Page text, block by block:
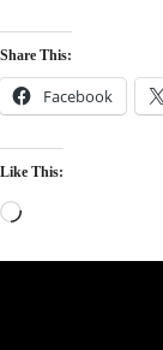
Share This:
Facebook
Like This: